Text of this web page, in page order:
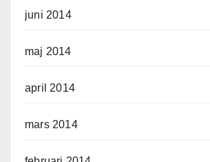
juni 2014
maj 2014
april 2014
mars 2014